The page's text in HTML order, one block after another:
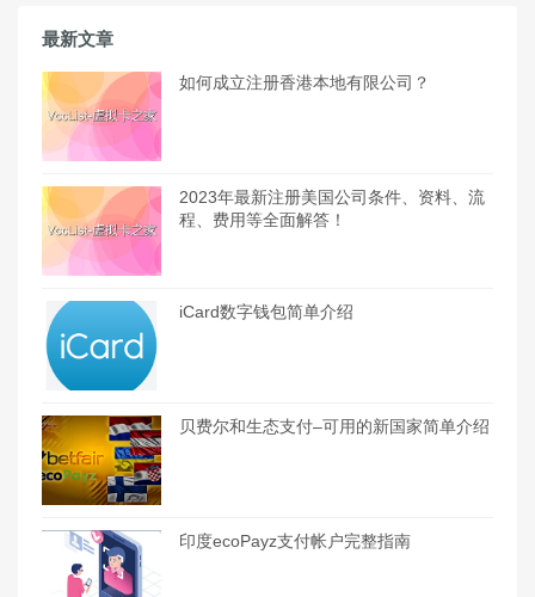
最新文章
如何成立注册香港本地有限公司？
2023年最新注册美国公司条件、资料、流
程、费用等全面解答！
iCard数字钱包简单介绍
贝费尔和生态支付–可用的新国家简单介绍
印度ecoPayz支付帐户完整指南